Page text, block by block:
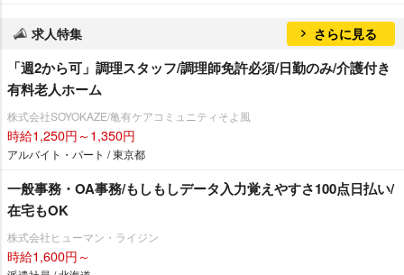
求人特集 さらに見る
「週2から可」調理スタッフ/調理師免許必須/日勤のみ/介護付き
有料老人ホーム
株式会社SOYOKAZE/亀有ケアコミュニティそよ風
時給1,250円～1,350円
アルバイト・パート / 東京都
一般事務・OA事務/もしもしデータ入力覚えやすさ100点日払い/
在宅もOK
株式会社ヒューマン・ライジン
時給1,600円～